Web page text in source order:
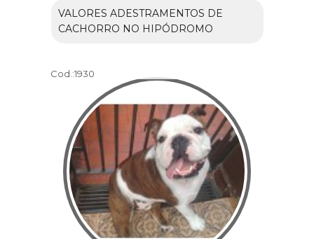
VALORES ADESTRAMENTOS DE
CACHORRO NO HIPÓDROMO
Cod.:1930